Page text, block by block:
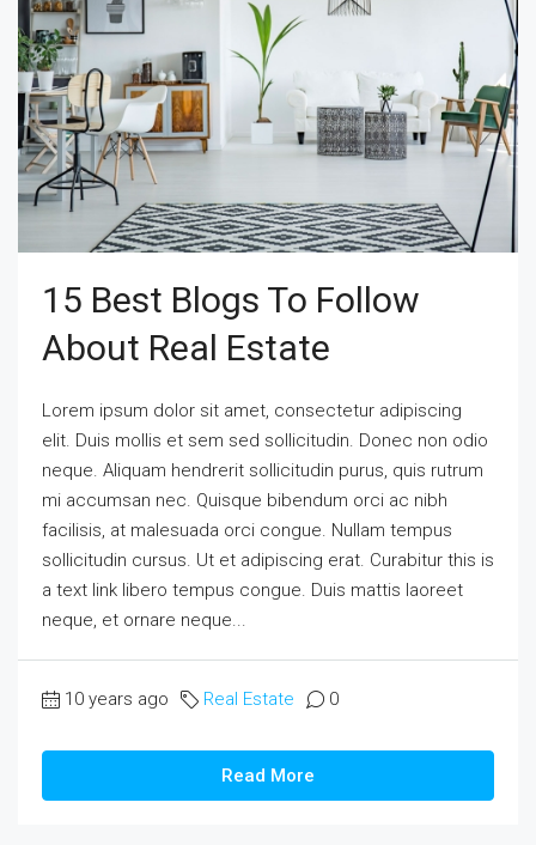
15 Best Blogs To Follow
About Real Estate
Lorem ipsum dolor sit amet, consectetur adipiscing
elit. Duis mollis et sem sed sollicitudin. Donec non odio
neque. Aliquam hendrerit sollicitudin purus, quis rutrum
mi accumsan nec. Quisque bibendum orci ac nibh
facilisis, at malesuada orci congue. Nullam tempus
sollicitudin cursus. Ut et adipiscing erat. Curabitur this is
a text link libero tempus congue. Duis mattis laoreet
neque, et ornare neque...
10 years ago Real Estate 0
Read More